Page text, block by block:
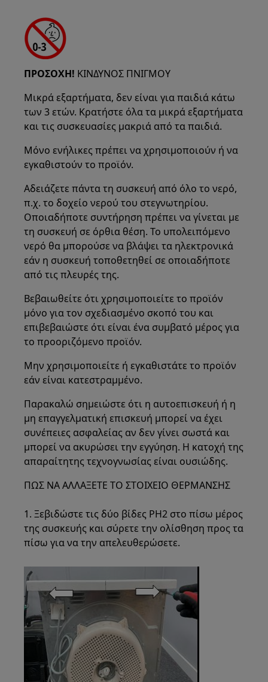
ΠΡΟΣΟΧΗ! ΚΙΝΔΥΝΟΣ ΠΝΙΓΜΟΥ
Μικρά εξαρτήματα, δεν είναι για παιδιά κάτω
των 3 ετών. Κρατήστε όλα τα μικρά εξαρτήματα
και τις συσκευασίες μακριά από τα παιδιά.
Μόνο ενήλικες πρέπει να χρησιμοποιούν ή να
εγκαθιστούν το προϊόν.
Αδειάζετε πάντα τη συσκευή από όλο το νερό,
π.χ. το δοχείο νερού του στεγνωτηρίου.
Οποιαδήποτε συντήρηση πρέπει να γίνεται με
τη συσκευή σε όρθια θέση. Το υπολειπόμενο
νερό θα μπορούσε να βλάψει τα ηλεκτρονικά
εάν η συσκευή τοποθετηθεί σε οποιαδήποτε
από τις πλευρές της.
Βεβαιωθείτε ότι χρησιμοποιείτε το προϊόν
μόνο για τον σχεδιασμένο σκοπό του και
επιβεβαιώστε ότι είναι ένα συμβατό μέρος για
το προοριζόμενο προϊόν.
Μην χρησιμοποιείτε ή εγκαθιστάτε το προϊόν
εάν είναι κατεστραμμένο.
Παρακαλώ σημειώστε ότι η αυτοεπισκευή ή η
μη επαγγελματική επισκευή μπορεί να έχει
συνέπειες ασφαλείας αν δεν γίνει σωστά και
μπορεί να ακυρώσει την εγγύηση. Η κατοχή της
απαραίτητης τεχνογνωσίας είναι ουσιώδης.
ΠΩΣ ΝΑ ΑΛΛΑΞΕΤΕ ΤΟ ΣΤΟΙΧΕΙΟ ΘΕΡΜΑΝΣΗΣ
1. Ξεβιδώστε τις δύο βίδες PH2 στο πίσω μέρος
της συσκευής και σύρετε την ολίσθηση προς τα
πίσω για να την απελευθερώσετε.